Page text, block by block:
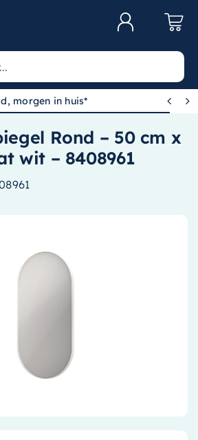
morgen in huis*  
Rond – 50 cm x
wit – 8408961